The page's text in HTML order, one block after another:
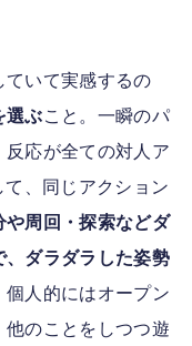
ていて実感するの
選ぶこと。一瞬のパ
反応が全ての対人ア
、同じアクション
や周回・探索などダ
、ダラダラした姿勢
人的にはオープン
他のことをしつつ遊